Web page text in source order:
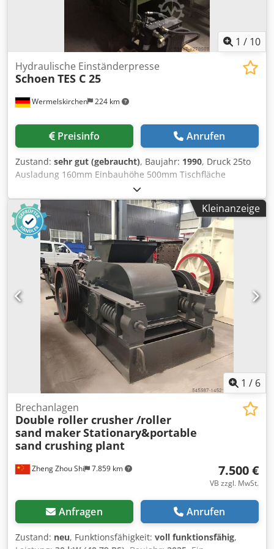
1 / 10
Wermelskirchen 224 km
Hydraulische Einständerpresse
Schoen TES C 25
Preisinfo Anrufen
Zustand: sehr gut (gebraucht), Baujahr: 1990, Druck 25to
Ausladung 160mm Einbauhöhe 500mm Tischfläche
650x650mm Stösselfläche rund 140mm Dcedpefcw Apsfx
Agxjk Hub 130mm Kraftbedarf 4 KW Gewicht 2000Kg Höhe
2100mm Breite 1100mm Tiefe 1500mm
Kleinanzeige
1 / 6
Zheng Zhou Shi 7.859 km
Brechanlagen
Double roller crusher /roller
sand makerStationary&portable
sand crushing plant
7.500 €
VB zzgl. MwSt.
Anfragen Anrufen
Zustand: neu, Funktionsfähigkeit: voll funktionsfähig,